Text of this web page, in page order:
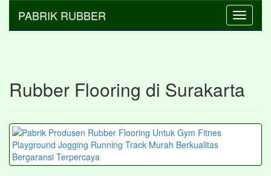
Toggle
PABRIK RUBBER
Rubber Flooring di Surakarta